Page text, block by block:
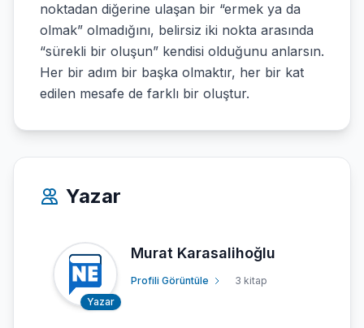
noktadan di­ğerine ulaşan bir “ermek ya da
olmak” olma­dığını, belirsiz iki nokta arasında
“sürekli bir oluşun” kendisi olduğunu anlarsın.
Her bir adım bir başka olmaktır, her bir kat
edilen me­safe de farklı bir oluştur.
Yazar
Yazar
Murat Karasalihoğlu
Profili Görüntüle 3 kitap